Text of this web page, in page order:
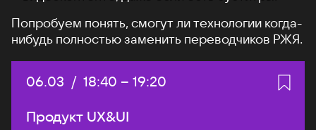
Попробуем понять, смогут ли технологии когда-
нибудь полностью заменить переводчиков РЖЯ.
Дата:
06.03 / Начало:
18:40 – Конец:
19:20
Продукт UX&UI